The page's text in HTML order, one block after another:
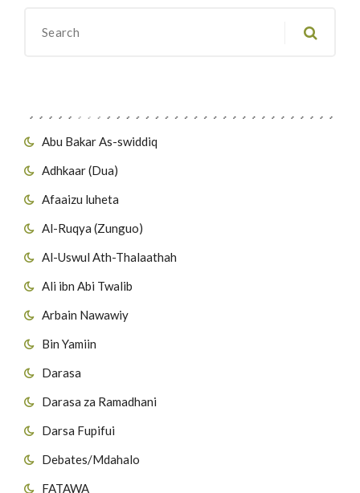
Abu Bakar As-swiddiq
Adhkaar (Dua)
Afaaizu luheta
Al-Ruqya (Zunguo)
Al-Uswul Ath-Thalaathah
Ali ibn Abi Twalib
Arbain Nawawiy
Bin Yamiin
Darasa
Darasa za Ramadhani
Darsa Fupifui
Debates/Mdahalo
FATAWA